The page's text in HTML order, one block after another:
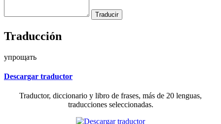
Traducción
упрощать
Descargar traductor
Traductor, diccionario y libro de frases, más de 20 lenguas,
traducciones seleccionadas.